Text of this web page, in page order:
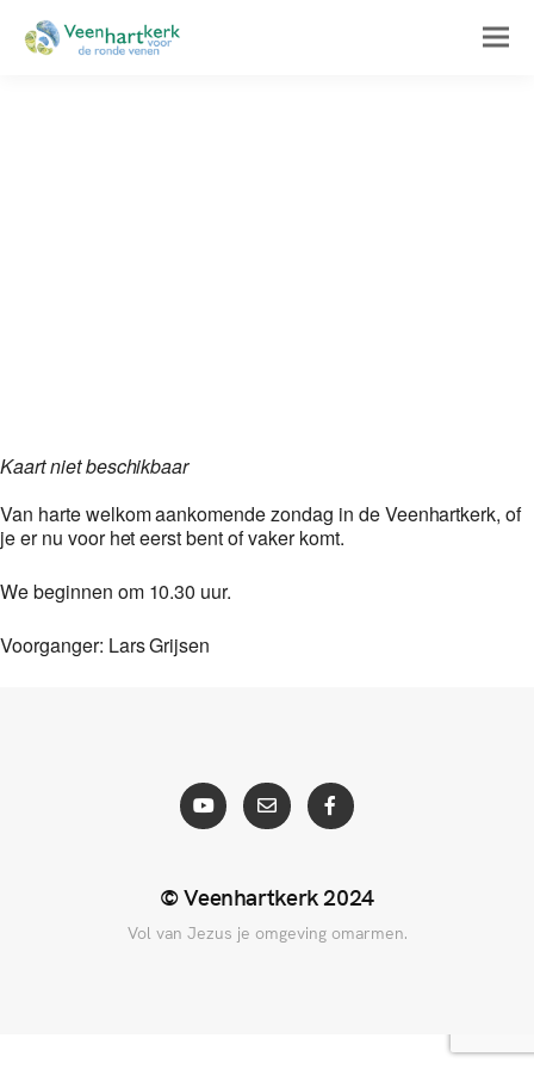
Kaart niet beschikbaar
Van harte welkom aankomende zondag in de Veenhartkerk, of
je er nu voor het eerst bent of vaker komt.
We beginnen om 10.30 uur.
Voorganger: Lars Grijsen
© Veenhartkerk 2024
Vol van Jezus je omgeving omarmen.